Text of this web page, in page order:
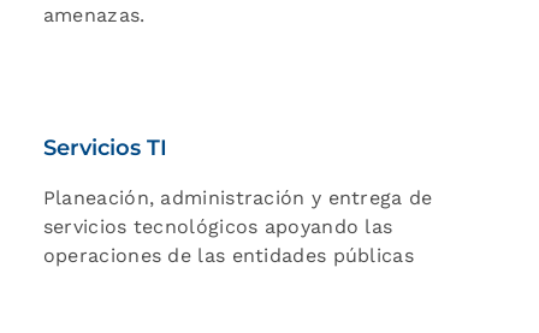
amenazas.
Servicios TI
Planeación, administración y entrega de
servicios tecnológicos apoyando las
operaciones de las entidades públicas